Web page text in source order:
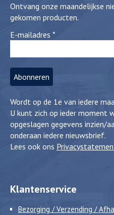
Ontvang onze maandelijkse
gekomen producten.
E-mailadres *
Wordt op de 1e van iedere
U kunt zich op ieder moment
opgeslagen gegevens inzien/
onderaan iedere nieuwsbrief.
Lees ook ons
Klantenservice
Bezorging / Verzending /